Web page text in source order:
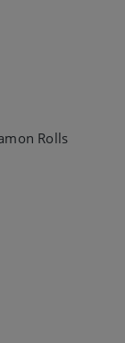
Rolls